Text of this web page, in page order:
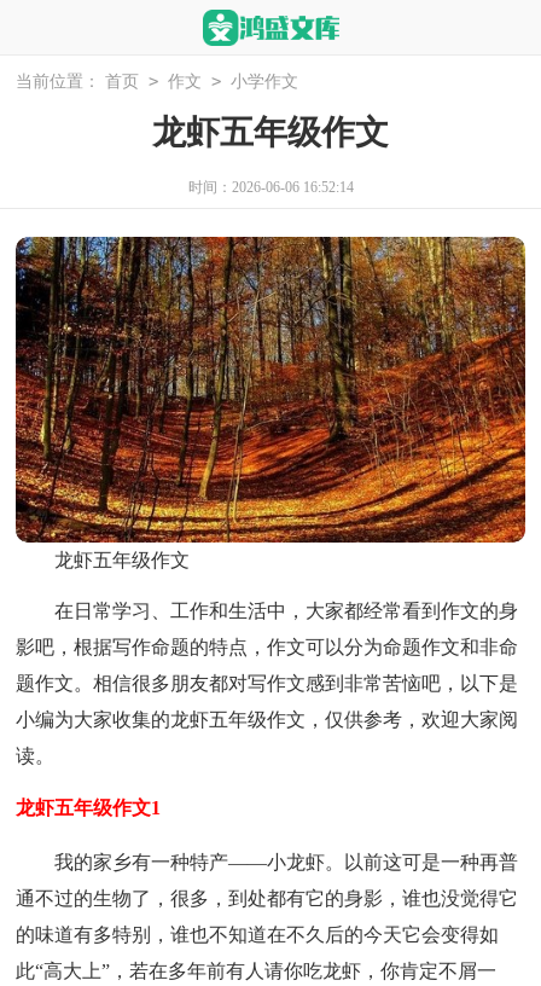
当前位置： 首页 > 作文 > 小学作文
龙虾五年级作文
时间：2026-06-06 16:52:14
龙虾五年级作文
在日常学习、工作和生活中，大家都经常看到作文的身
影吧，根据写作命题的特点，作文可以分为命题作文和非命
题作文。相信很多朋友都对写作文感到非常苦恼吧，以下是
小编为大家收集的龙虾五年级作文，仅供参考，欢迎大家阅
读。
龙虾五年级作文1
我的家乡有一种特产——小龙虾。以前这可是一种再普
通不过的生物了，很多，到处都有它的身影，谁也没觉得它
的味道有多特别，谁也不知道在不久后的今天它会变得如
此“高大上”，若在多年前有人请你吃龙虾，你肯定不屑一